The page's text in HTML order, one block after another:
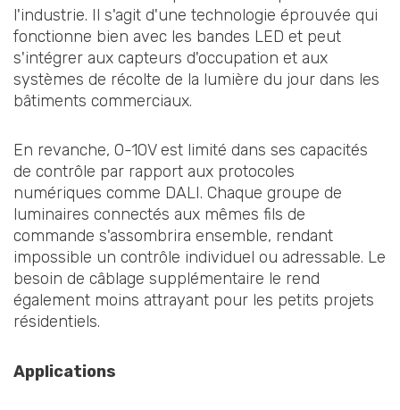
l'industrie. Il s'agit d'une technologie éprouvée qui
fonctionne bien avec les bandes LED et peut
s'intégrer aux capteurs d'occupation et aux
systèmes de récolte de la lumière du jour dans les
bâtiments commerciaux.
En revanche, 0-10V est limité dans ses capacités
de contrôle par rapport aux protocoles
numériques comme DALI. Chaque groupe de
luminaires connectés aux mêmes fils de
commande s'assombrira ensemble, rendant
impossible un contrôle individuel ou adressable. Le
besoin de câblage supplémentaire le rend
également moins attrayant pour les petits projets
résidentiels.
Applications